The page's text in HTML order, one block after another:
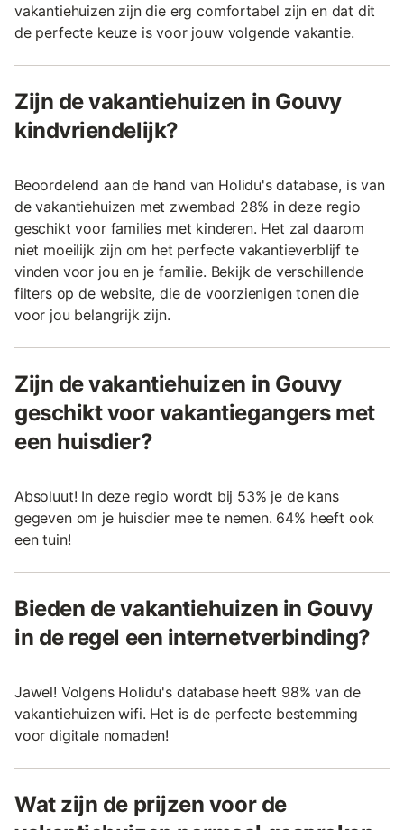
vakantiehuizen zijn die erg comfortabel zijn en dat dit
de perfecte keuze is voor jouw volgende vakantie.
Zijn de vakantiehuizen in Gouvy
kindvriendelijk?
Beoordelend aan de hand van Holidu's database, is van
de vakantiehuizen met zwembad 28% in deze regio
geschikt voor families met kinderen. Het zal daarom
niet moeilijk zijn om het perfecte vakantieverblijf te
vinden voor jou en je familie. Bekijk de verschillende
filters op de website, die de voorzienigen tonen die
voor jou belangrijk zijn.
Zijn de vakantiehuizen in Gouvy
geschikt voor vakantiegangers met
een huisdier?
Absoluut! In deze regio wordt bij 53% je de kans
gegeven om je huisdier mee te nemen. 64% heeft ook
een tuin!
Bieden de vakantiehuizen in Gouvy
in de regel een internetverbinding?
Jawel! Volgens Holidu's database heeft 98% van de
vakantiehuizen wifi. Het is de perfecte bestemming
voor digitale nomaden!
Wat zijn de prijzen voor de